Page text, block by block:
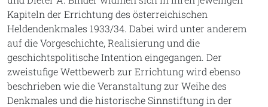
Kapiteln der Errichtung des österreichischen
Heldendenkmales 1933/34. Dabei wird unter anderem
auf die Vorgeschichte, Realisierung und die
geschichtspolitische Intention eingegangen. Der
zweistufige Wettbewerb zur Errichtung wird ebenso
beschrieben wie die Veranstaltung zur Weihe des
Denkmales und die historische Sinnstiftung in der